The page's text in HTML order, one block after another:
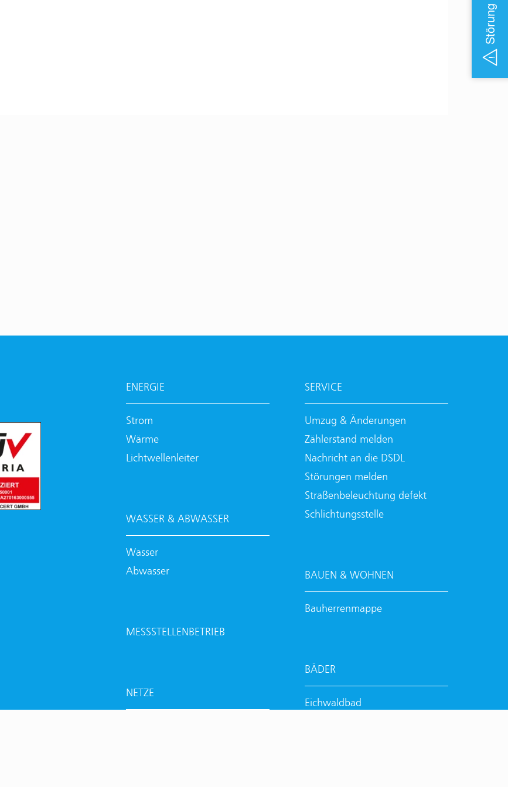
ENERGIE
Strom
Wärme
Lichtwellenleiter
WASSER & ABWASSER
Wasser
Abwasser
MESSSTELLENBETRIEB
NETZE
SERVICE
Umzug & Änderungen
Zählerstand melden
Nachricht an die DSDL
Störungen melden
Straßenbeleuchtung defekt
Schlichtungsstelle
BAUEN & WOHNEN
Bauherrenmappe
BÄDER
Eichwaldbad